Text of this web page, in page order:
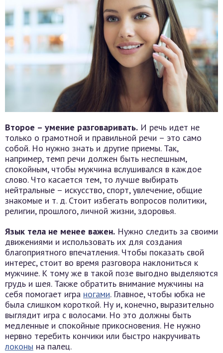
Второе – умение разговаривать. И речь идет не
только о грамотной и правильной речи – это само
собой. Но нужно знать и другие приемы. Так,
например, темп речи должен быть неспешным,
спокойным, чтобы мужчина вслушивался в каждое
слово. Что касается тем, то лучше выбирать
нейтральные – искусство, спорт, увлечение, общие
знакомые и т. д. Стоит избегать вопросов политики,
религии, прошлого, личной жизни, здоровья.
Язык тела не менее важен. Нужно следить за своими
движениями и использовать их для создания
благоприятного впечатления. Чтобы показать свой
интерес, стоит во время разговора наклониться к
мужчине. К тому же в такой позе выгодно выделяются
грудь и шея. Также обратить внимание мужчины на
себя помогает игра ногами. Главное, чтобы юбка не
была слишком короткой. Ну и, конечно, выразительно
выглядит игра с волосами. Но это должны быть
медленные и спокойные прикосновения. Не нужно
нервно теребить кончики или быстро накручивать
локоны на палец.